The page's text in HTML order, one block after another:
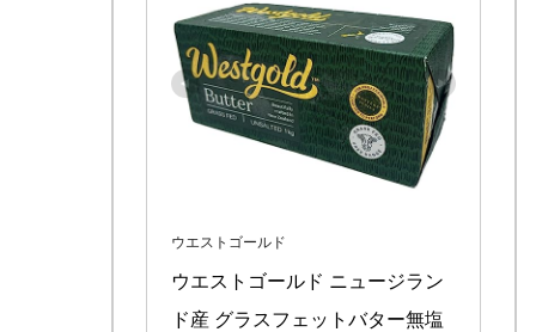
ウエストゴールド
ウエストゴールド ニュージラン
ド産 グラスフェットバター無塩